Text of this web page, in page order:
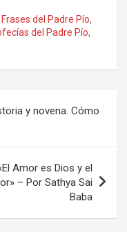
Frases del Padre Pío,
del Padre Pío,
y novena. Cómo
Amor es Dios y el
– Por Sathya Sai
Baba